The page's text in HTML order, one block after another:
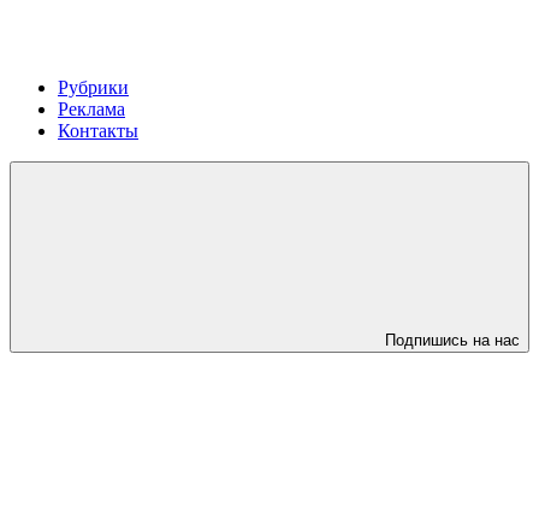
Рубрики
Реклама
Контакты
Подпишись на нас